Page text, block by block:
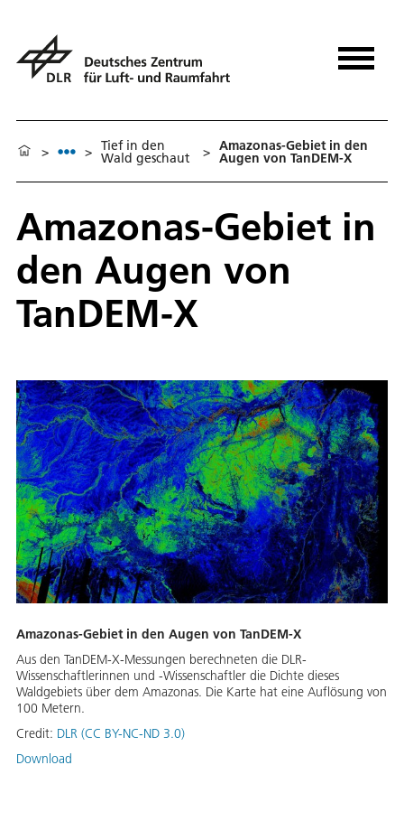
> > Tief in den
Wald geschaut > Amazonas-Gebiet in den
Augen von TanDEM-X
Amazonas-Gebiet in
den Augen von
TanDEM-X
Amazonas-Gebiet in den Augen von TanDEM-X
Aus den TanDEM-X-Messungen berechneten die DLR-
Wissenschaftlerinnen und -Wissenschaftler die Dichte dieses
Waldgebiets über dem Amazonas. Die Karte hat eine Auflösung von
100 Metern.
Credit: DLR (CC BY-NC-ND 3.0)
Download